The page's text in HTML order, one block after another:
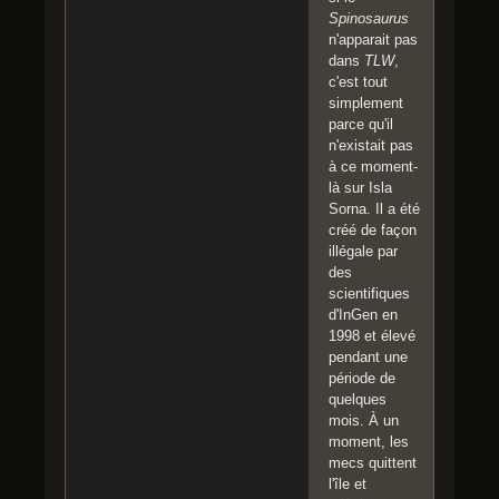
Spinosaurus
n'apparait pas
dans TLW,
c'est tout
simplement
parce qu'il
n'existait pas
à ce moment-
là sur Isla
Sorna. Il a été
créé de façon
illégale par
des
scientifiques
d'InGen en
1998 et élevé
pendant une
période de
quelques
mois. À un
moment, les
mecs quittent
l'île et